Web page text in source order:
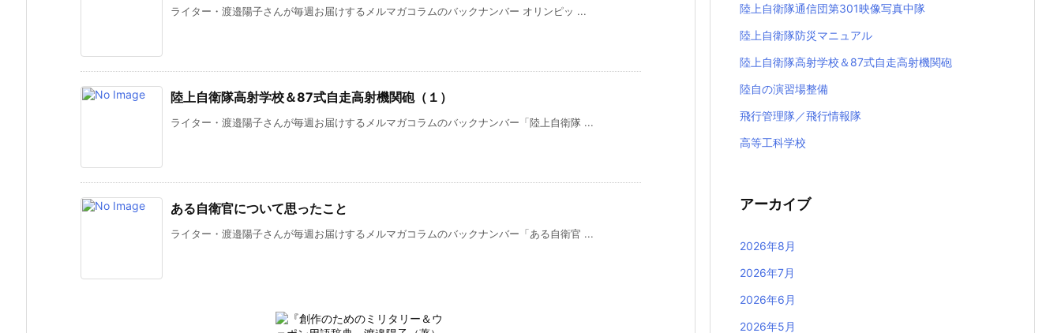
ライター・渡邉陽子さんが毎週お届けするメルマガコラムのバックナンバー オリンピッ ...
陸上自衛隊高射学校＆87式自走高射機関砲（１）
ライター・渡邉陽子さんが毎週お届けするメルマガコラムのバックナンバー「陸上自衛隊 ...
ある自衛官について思ったこと
ライター・渡邉陽子さんが毎週お届けするメルマガコラムのバックナンバー「ある自衛官 ...
陸上自衛隊通信団第301映像写真中隊
陸上自衛隊防災マニュアル
陸上自衛隊高射学校＆87式自走高射機関砲
陸自の演習場整備
飛行管理隊／飛行情報隊
高等工科学校
アーカイブ
2026年8月
2026年7月
2026年6月
2026年5月